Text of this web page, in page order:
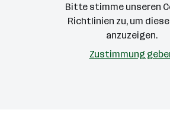
Bitte stimme unseren
Richtlinien zu, um
anzuzeigen.
Zustimmung